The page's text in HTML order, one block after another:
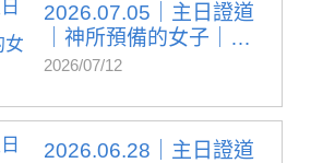
2026.07.05｜主日證道
｜神所預備的女子｜
蔡...
2026/07/12
2026.06.28｜主日證道